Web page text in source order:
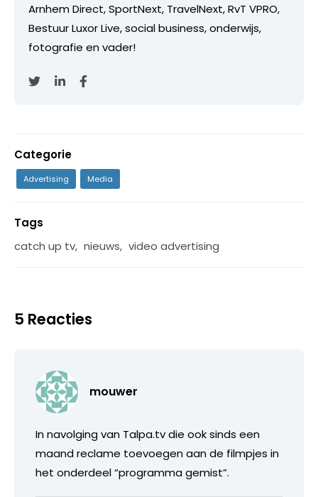
Arnhem Direct, SportNext, TravelNext, RvT VPRO,
Bestuur Luxor Live, social business, onderwijs,
fotografie en vader!
Categorie
Advertising Media
Tags
catch up tv, nieuws, video advertising
5 Reacties
mouwer
In navolging van Talpa.tv die ook sinds een
maand reclame toevoegen aan de filmpjes in
het onderdeel “programma gemist”.